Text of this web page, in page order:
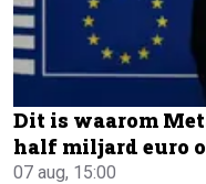
Dit is waarom
half miljard euro
07 aug, 15:00